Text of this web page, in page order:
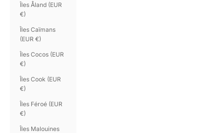
Îles Åland (EUR
€)
Îles Caïmans
(EUR €)
Îles Cocos (EUR
€)
Îles Cook (EUR
€)
Îles Féroé (EUR
€)
Îles Malouines